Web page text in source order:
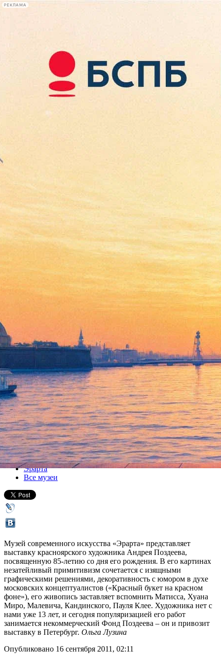
РЕКЛАМА
Сегодня:
2026.08.08
13:10
Афиша Plus
Андрей Поздеев
30 сентября 2011, пятница-07 ноября 2011, понедельник
Версия для печати
Все выставки
Эрарта
Все музеи
Музей современного искусства «Эрарта» представляет
выставку красноярского художника Андрея Поздеева,
посвященную 85-летию со дня его рождения. В его картинах
незатейливый примитивизм сочетается с изящными
графическими решениями, декоративность с юмором в духе
московских концептуалистов («Красный букет на красном
фоне»), его живопись заставляет вспомнить Матисса, Хуана
Миро, Малевича, Кандинского, Пауля Клее. Художника нет с
нами уже 13 лет, и сегодня популяризацией его работ
занимается некоммерческий Фонд Поздеева – он и привозит
выставку в Петербург. Ольга Лузина
Опубликовано 16 сентября 2011, 02:11